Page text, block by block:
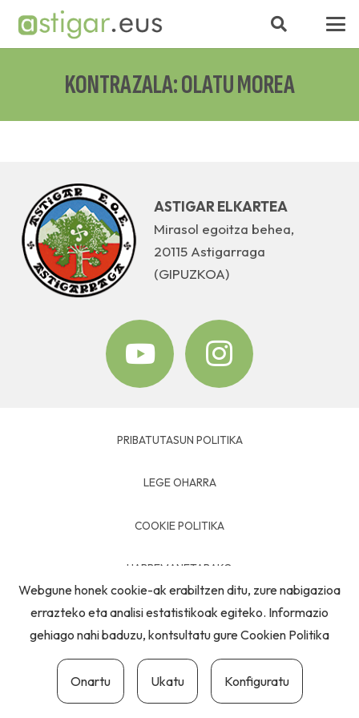
KONTRAZALA: OLATU MOREA
ASTIGAR ELKARTEA
Mirasol egoitza behea,
20115 Astigarraga
(GIPUZKOA)
PRIBATUTASUN POLITIKA
LEGE OHARRA
COOKIE POLITIKA
HARREMANETARAKO
Webgune honek cookie-ak erabiltzen ditu, zure nabigazioa
errazteko eta analisi estatistikoak egiteko. Informazio
gehiago nahi baduzu, kontsultatu gureCookien Politika
Onartu Ukatu Konfiguratu